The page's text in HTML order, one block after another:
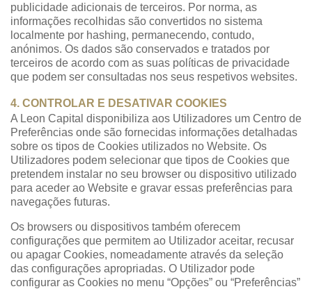
publicidade adicionais de terceiros. Por norma, as
informações recolhidas são convertidos no sistema
localmente por hashing, permanecendo, contudo,
anónimos. Os dados são conservados e tratados por
terceiros de acordo com as suas políticas de privacidade
que podem ser consultadas nos seus respetivos websites.
4. CONTROLAR E DESATIVAR COOKIES
A Leon Capital disponibiliza aos Utilizadores um Centro de
Preferências onde são fornecidas informações detalhadas
sobre os tipos de Cookies utilizados no Website. Os
Utilizadores podem selecionar que tipos de Cookies que
pretendem instalar no seu browser ou dispositivo utilizado
para aceder ao Website e gravar essas preferências para
navegações futuras.
Os browsers ou dispositivos também oferecem
configurações que permitem ao Utilizador aceitar, recusar
ou apagar Cookies, nomeadamente através da seleção
das configurações apropriadas. O Utilizador pode
configurar as Cookies no menu “Opções” ou “Preferências”